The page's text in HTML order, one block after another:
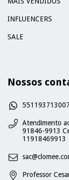
INFLUENCERS
SALE
Nossos
Atendimento
91846-9913
11918469913
Professor